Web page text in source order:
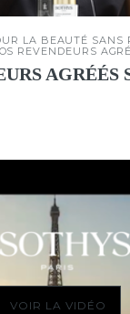
LA BEAUTÉ SANS
REVENDEURS
AGRÉÉS
VOIR LA VIDÉO